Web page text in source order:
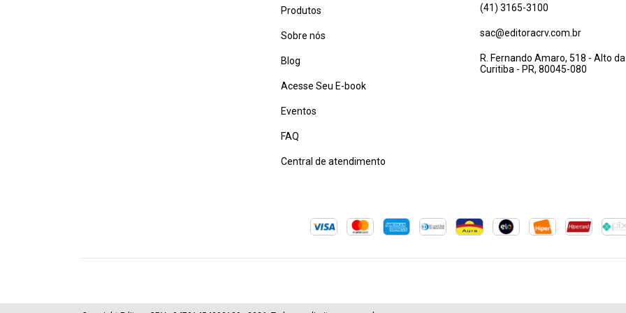
Produtos
Sobre nós
Blog
Acesse Seu E-book
Eventos
FAQ
Central de atendimento
(41) 3165-3100
sac@editoracrv.com.br
R. Fernando Amaro, 518 - Alto da
Curitiba - PR, 80045-080